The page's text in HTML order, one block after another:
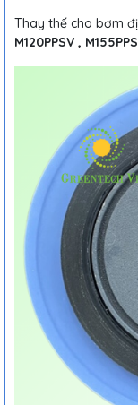
Thay thế cho bơm
M120PPSV ,